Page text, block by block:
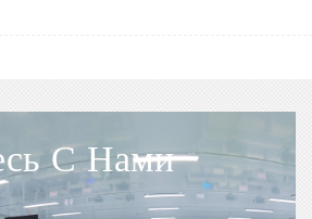
С Нами